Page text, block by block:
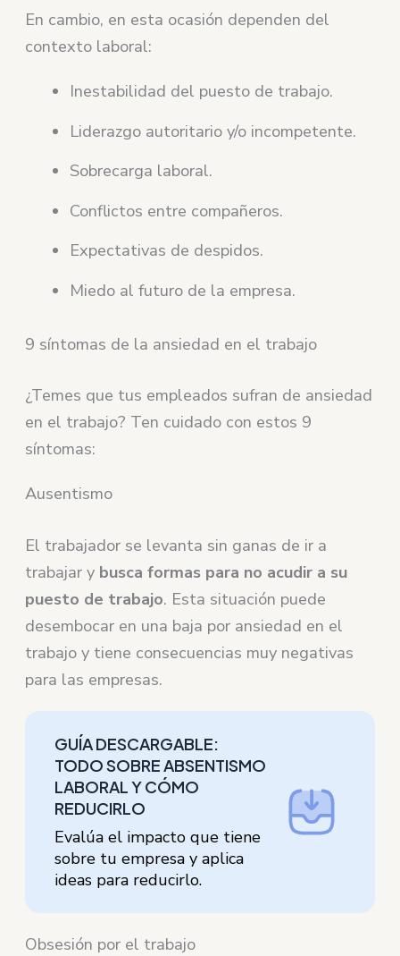
En cambio, en esta ocasión dependen del
contexto laboral:
Inestabilidad del puesto de trabajo.
Liderazgo autoritario y/o incompetente.
Sobrecarga laboral.
Conflictos entre compañeros.
Expectativas de despidos.
Miedo al futuro de la empresa.
9 síntomas de la ansiedad en el trabajo
¿Temes que tus empleados sufran de ansiedad
en el trabajo? Ten cuidado con estos 9
síntomas:
Ausentismo
El trabajador se levanta sin ganas de ir a
trabajar y busca formas para no acudir a su
puesto de trabajo. Esta situación puede
desembocar en una baja por ansiedad en el
trabajo y tiene consecuencias muy negativas
para las empresas.
GUÍA DESCARGABLE:
TODO SOBRE ABSENTISMO
LABORAL Y CÓMO
REDUCIRLO
Evalúa el impacto que tiene
sobre tu empresa y aplica
ideas para reducirlo.
Obsesión por el trabajo